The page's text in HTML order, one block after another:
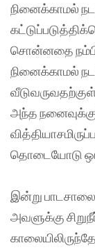
நினைக்காமல்
சொன்னதை
நினைக்காமல்
அந்த
தொடையோடு
இன்று
அவளுக்கு